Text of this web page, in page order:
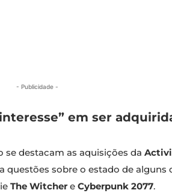
- Publicidade -
em ser
destacam as aquisições da
questões sobre o estado de
The Witcher e Cyberpunk 2077.